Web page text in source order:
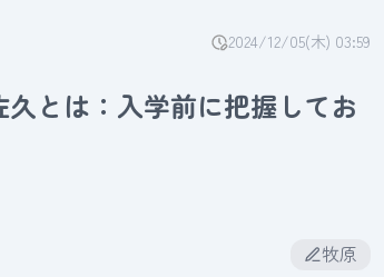
2024/12/05(木) 03:59
とは：入学前に把握してお
牧原